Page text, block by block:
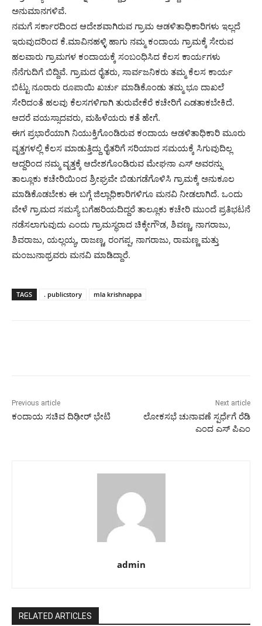
ಅನುಮಾನಗಳಿವೆ.
ನಮಗೆ ಸರ್ಕಾರದಿಂದ ಆದೇಶವಾಗಿರುವ ಗ್ರಾಮ ಆಡಳಿತಾಧಿಕಾರಿಗಳು ಇಲ್ಲದೆ
ಇರುವುದರಿಂದ ಕೆ.ಮಾವಿನಹಳ್ಳಿ ಹಾಗು ನಮ್ಮ ಕಂದಾಯ ಗ್ರಾಮಕ್ಕೆ ಸೇರುವ
ಹಲವಾರು ಗ್ರಾಮಗಳ ಕಂದಾಯಕ್ಕೆ ಸಂಬಂಧಿಸಿದ ಕೆಲಸ ಕಾರ್ಯಗಳು
ನೆನೆಗುದಿಗೆ ಬಿದ್ದಿವೆ. ಗ್ರಾಮದ ರೈತರು, ಸಾರ್ವಜನಿಕರು ತಮ್ಮ ಕೆಲಸ ಕಾರ್ಯ
ಬಿಟ್ಟು ನೂರಾರು ರೂಪಾಯಿ ಖರ್ಚು ಮಾಡಿಕೊಂಡು ತಮ್ಮ ಭೂ ದಾಖಲೆ
ಸೇರಿದಂತೆ ಹಲವು ಕೆಲಸಗಳಿಗಾಗಿ ತುರುವೇಕೆರೆ ಕಚೇರಿಗೆ ಎಡತಾಕಬೇಕಿದೆ.
ಆದರೆ ವಯಸ್ಸಾದವರು, ಮಹಿಳೆಯರು ಕತೆ ಹೇಗೆ.
ಈಗ ಪ್ರಭಾರೆಯಾಗಿ ನಿಯುಕ್ತಿಗೊಂಡಿರುವ ಕಂದಾಯ ಆಡಳಿತಾಧಿಕಾರಿ ಮೂರು
ವೃತ್ತಗಳಲ್ಲಿ ಕೆಲಸ ಮಾಡುತ್ತಿದ್ದು ರೈತರಿಗೆ ಸರಿಯಾದ ಸಮಯಕ್ಕೆ ಸಿಗುವುದಿಲ್ಲ
ಆದ್ದರಿಂದ ನಮ್ಮ ವೃತ್ತಕ್ಕೆ ಆದೇಶಗೊಂಡಿರುವ ಮೇಘನಾ ಎಸ್ ಅವರನ್ನು
ತಾಲ್ಲೂಕು ಕಚೇರಿಯಿಂದ ಶ್ರೀಘ್ರವೇ ಬಿಡುಗಡೆಗೊಳಿಸಿ ಗ್ರಾಮಕ್ಕೆ ಅನುಕೂಲ
ಮಾಡಿಕೊಡಬೇಕು ಈ ಬಗ್ಗೆ ಜಿಲ್ಲಾಧಿಕಾರಿಗಳಿಗೂ ಮನವಿ ನೀಡಲಾಗಿದೆ. ಒಂದು
ವೇಳೆ ಗ್ರಾಮದ ಸಮಸ್ಯೆ ಬಗೆಹರಿಯದಿದ್ದರೆ ತಾಲ್ಲೂಕು ಕಚೇರಿ ಮುಂದೆ ಪ್ರತಿಭಟನೆ
ನಡೆಸಲಾಗುವುದು ಎಂದು ಗ್ರಾಮಸ್ಥರಾದ ಚಿಕ್ಕೇಗೌಡ, ಶಿವಣ್ಣ, ನಾಗರಾಜು,
ಶಿವರಾಜು, ಯಲ್ಲಯ್ಯ, ರಾಜಣ್ಣ, ರಂಗಪ್ಪ, ನಾಗರಾಜು, ರಾಮಣ್ಣ ಮತ್ತು
ಮಂಜುನಾಥ್ರವರು ಮನವಿ ಮಾಡಿದ್ದಾರೆ.
TAGS . publicstory mla krishnappa
Previous article
ಕಂದಾಯ ಸಚಿವ ದಿಢೀರ್ ಭೇಟಿ
Next article
ಲೋಕಸಭೆ ಚುನಾವಣೆ ಸ್ಪರ್ಧೆಗೆ ರೆಡಿ
ಎಂದ ಎಸ್ ಪಿಎಂ
admin
RELATED ARTICLES